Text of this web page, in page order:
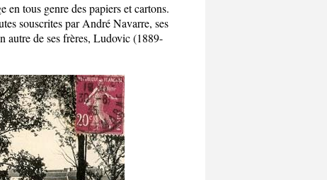
en tous genre des papiers et cartons.
souscrites par André Navarre, ses
autre de ses frères, Ludovic (1889-